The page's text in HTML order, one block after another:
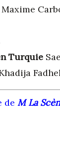
Turquie
de M La